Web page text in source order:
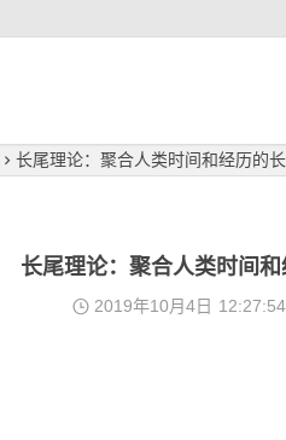
长尾理论：聚合人类时间和经历的
长尾理论：聚合人类时间
2019年10月4日 12:27:54